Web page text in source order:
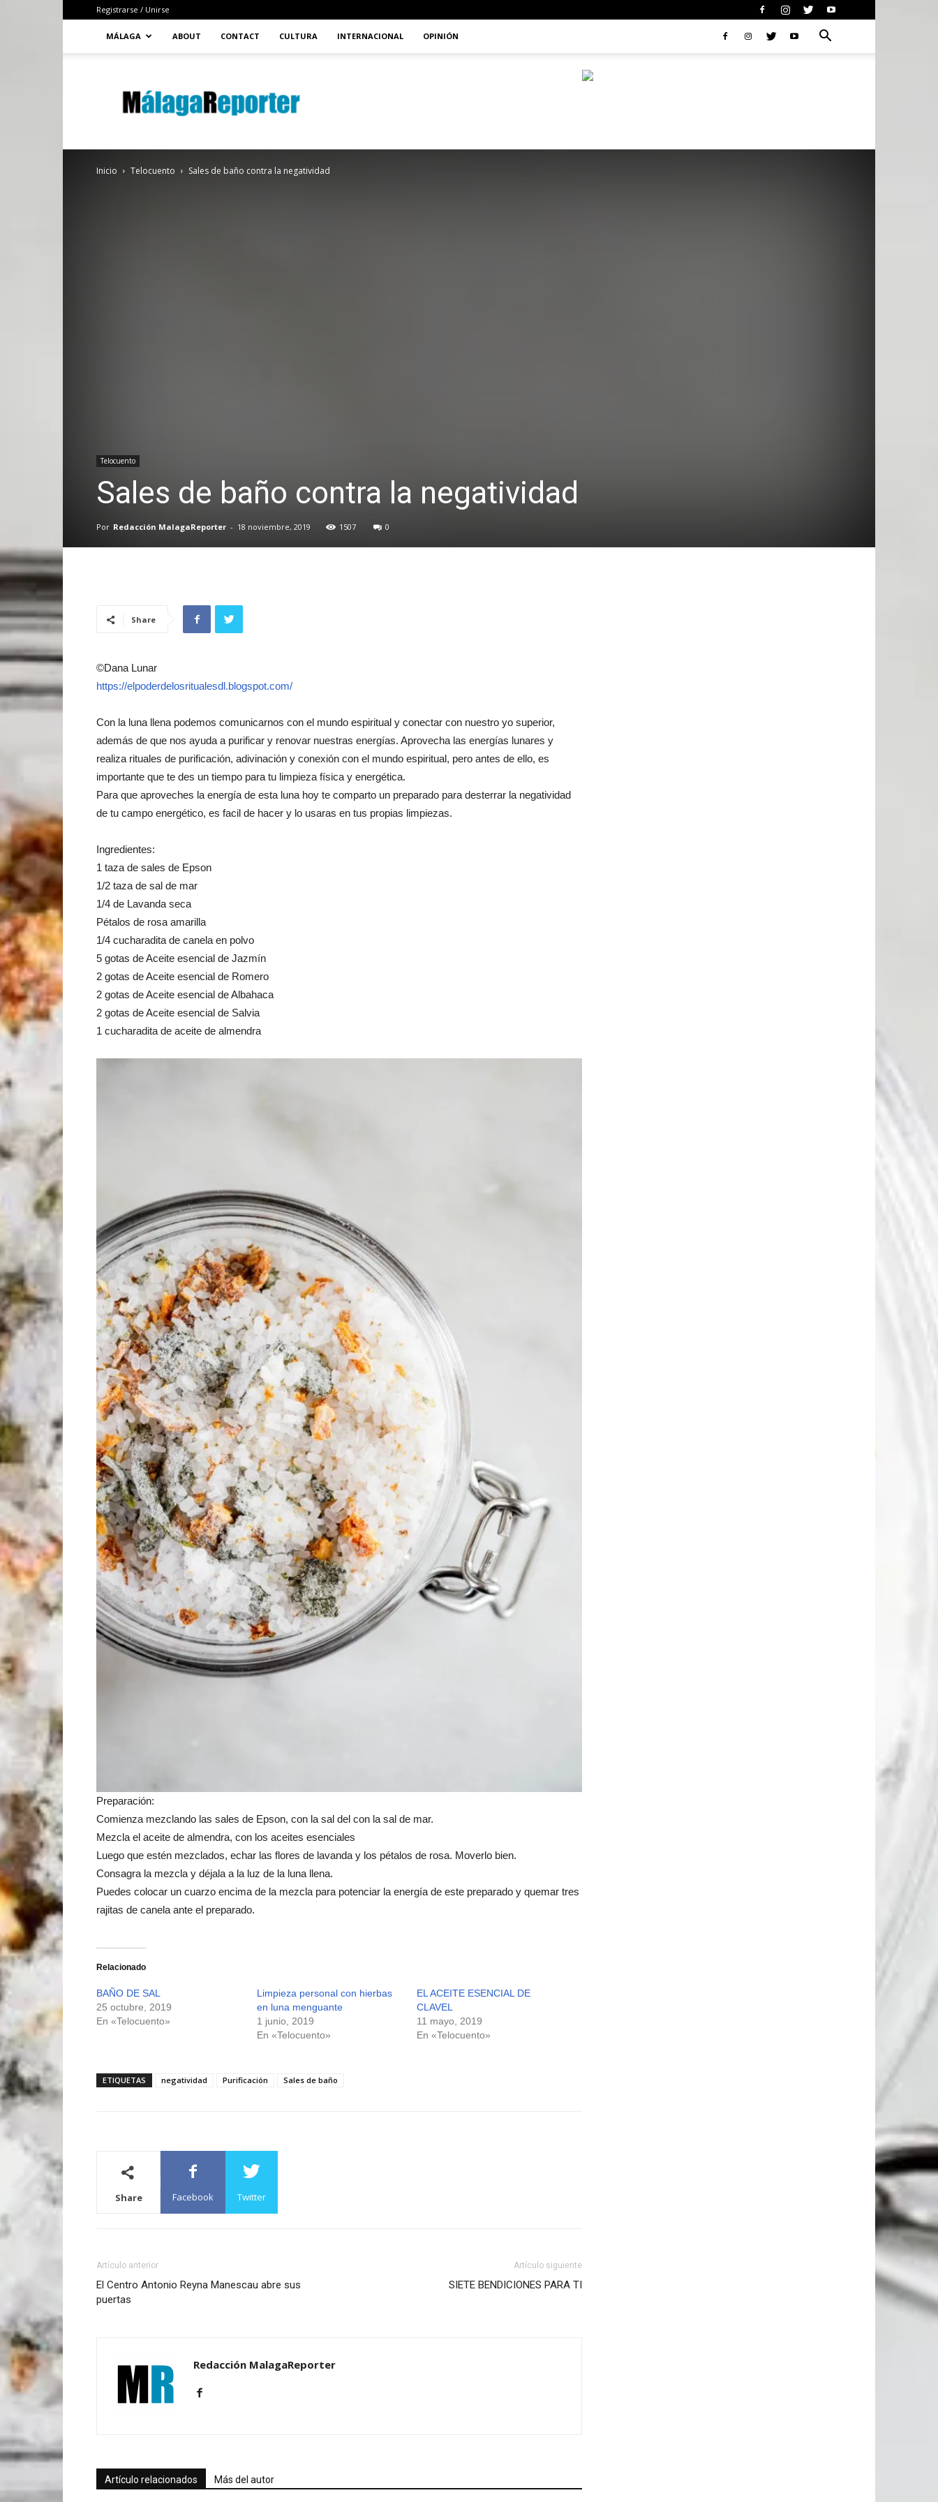
Registrarse / Unirse
MÁLAGA ABOUT CONTACT CULTURA INTERNACIONAL OPINIÓN
Inicio Telocuento Sales de baño contra la negatividad
Telocuento
Sales de baño contra la negatividad
Por Redacción MalagaReporter - 18 noviembre, 2019 1507 0
Share
©Dana Lunar
https://elpoderdelosritualesdl.blogspot.com/
Con la luna llena podemos comunicarnos con el mundo espiritual y conectar con nuestro yo superior,
además de que nos ayuda a purificar y renovar nuestras energías. Aprovecha las energías lunares y
realiza rituales de purificación, adivinación y conexión con el mundo espiritual, pero antes de ello, es
importante que te des un tiempo para tu limpieza física y energética.
Para que aproveches la energía de esta luna hoy te comparto un preparado para desterrar la negatividad
de tu campo energético, es facil de hacer y lo usaras en tus propias limpiezas.
Ingredientes:
1 taza de sales de Epson
1/2 taza de sal de mar
1/4 de Lavanda seca
Pétalos de rosa amarilla
1/4 cucharadita de canela en polvo
5 gotas de Aceite esencial de Jazmín
2 gotas de Aceite esencial de Romero
2 gotas de Aceite esencial de Albahaca
2 gotas de Aceite esencial de Salvia
1 cucharadita de aceite de almendra
Preparación:
Comienza mezclando las sales de Epson, con la sal del con la sal de mar.
Mezcla el aceite de almendra, con los aceites esenciales
Luego que estén mezclados, echar las flores de lavanda y los pétalos de rosa. Moverlo bien.
Consagra la mezcla y déjala a la luz de la luna llena.
Puedes colocar un cuarzo encima de la mezcla para potenciar la energía de este preparado y quemar tres
rajitas de canela ante el preparado.
Relacionado
BAÑO DE SAL
25 octubre, 2019
En «Telocuento»
Limpieza personal con hierbas
en luna menguante
1 junio, 2019
En «Telocuento»
EL ACEITE ESENCIAL DE
CLAVEL
11 mayo, 2019
En «Telocuento»
ETIQUETAS negatividad Purificación Sales de baño
Share Facebook Twitter
Artículo anterior
El Centro Antonio Reyna Manescau abre sus
puertas
Artículo siguiente
SIETE BENDICIONES PARA TI
Redacción MalagaReporter
Artículo relacionados Más del autor